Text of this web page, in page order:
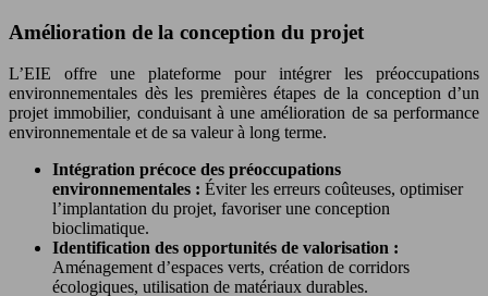
Amélioration de la conception du projet
L’EIE offre une plateforme pour intégrer les préoccupations
environnementales dès les premières étapes de la conception d’un
projet immobilier, conduisant à une amélioration de sa performance
environnementale et de sa valeur à long terme.
Intégration précoce des préoccupations
environnementales : Éviter les erreurs coûteuses, optimiser
l’implantation du projet, favoriser une conception
bioclimatique.
Identification des opportunités de valorisation :
Aménagement d’espaces verts, création de corridors
écologiques, utilisation de matériaux durables.